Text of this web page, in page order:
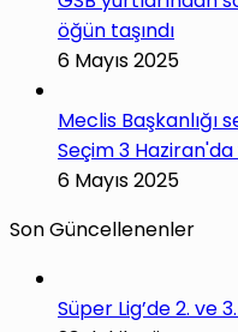
öğün taşındı
6 Mayıs 2025
Meclis Başkanlığı
Seçim 3
6 Mayıs 2025
Son Güncellenenler
Süper Lig’de 2. ve